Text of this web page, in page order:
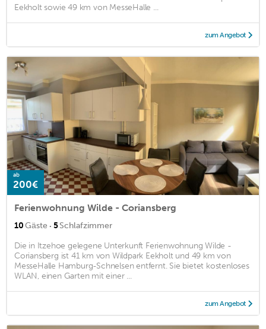
Eekholt sowie 49 km von MesseHalle ...
zum Angebot
ab
200€
Ferienwohnung Wilde - Coriansberg
10Gäste · 5Schlafzimmer
Die in Itzehoe gelegene Unterkunft Ferienwohnung Wilde -
Coriansberg ist 41 km von Wildpark Eekholt und 49 km von
MesseHalle Hamburg-Schnelsen entfernt. Sie bietet kostenloses
WLAN, einen Garten mit einer ...
zum Angebot